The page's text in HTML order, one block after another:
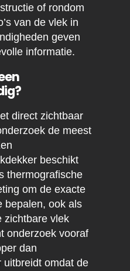
of rondom
van de vlek in
geven
informatie.
direct zichtbaar
de meest
beschikt
thermografische
om de exacte
bepalen, ook als
zichtbare vlek
onderzoek vooraf
dan
uitbreidt omdat de